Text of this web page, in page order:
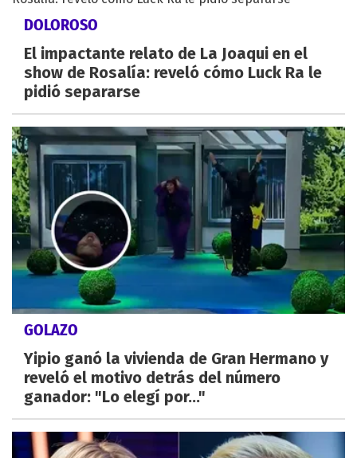
DOLOROSO
El impactante relato de La Joaqui en el
show de Rosalía: reveló cómo Luck Ra le
pidió separarse
GOLAZO
Yipio ganó la vivienda de Gran Hermano y
reveló el motivo detrás del número
ganador: "Lo elegí por..."